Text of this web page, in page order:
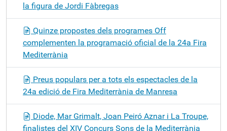
la figura de Jordi Fàbregas
Quinze propostes dels programes Off
complementen la programació oficial de la 24a Fira
Mediterrània
Preus populars per a tots els espectacles de la
24a edició de Fira Mediterrània de Manresa
Diode, Mar Grimalt, Joan Peiró Aznar i La Troupe,
finalistes del XIV Concurs Sons de la Mediterrània